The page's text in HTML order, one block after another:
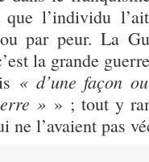
l’individu
par peur. La
la grande
« d’une façon
» » ; tout y
ne l’avaient pas